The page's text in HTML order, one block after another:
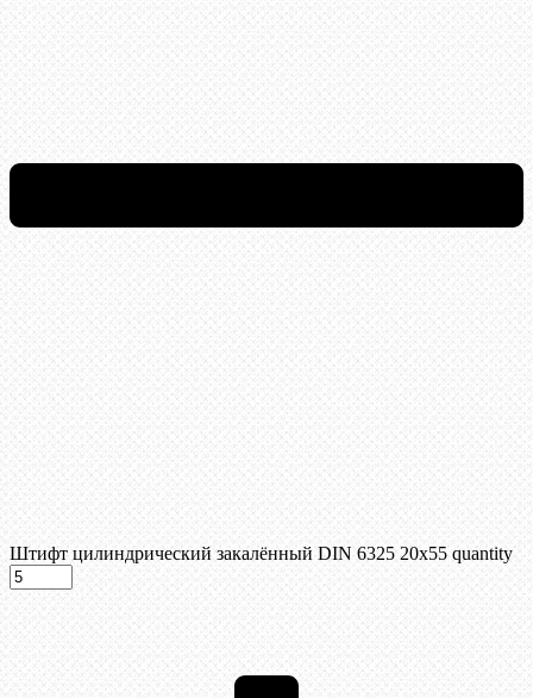
Штифт цилиндрический закалённый DIN 6325 20х55 quantity